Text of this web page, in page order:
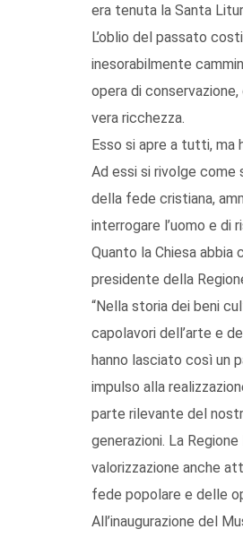
era tenuta la Santa
L’oblio del passato
inesorabilmente
opera di
vera ricchezza.
Esso si apre a tutti, ma
Ad essi si rivolge
della fede cristiana,
interrogare l’uomo e di
Quanto la Chiesa
presidente della
“Nella storia dei beni
capolavori dell’arte e
hanno lasciato così un
impulso alla
parte rilevante del
generazioni. La
valorizzazione anche
fede popolare e delle
All’inaugurazione del